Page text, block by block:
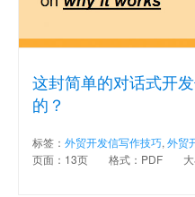
这封简单的对话式开
的？
标签： 外贸开发信写作技巧, 外贸
页面：13页
格式：PDF